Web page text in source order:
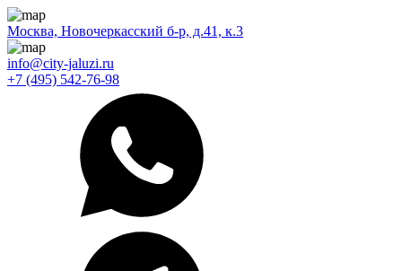
Москва, Новочеркасский б-р, д.41, к.3
info@city-jaluzi.ru
+7 (495) 542-76-98